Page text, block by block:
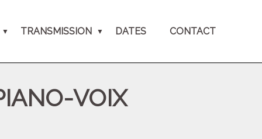
TRANSMISSION DATES CONTACT
VOIX